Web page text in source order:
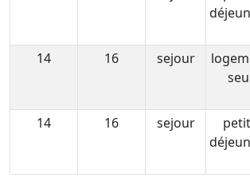
14
16 sejour
14
16 sejour